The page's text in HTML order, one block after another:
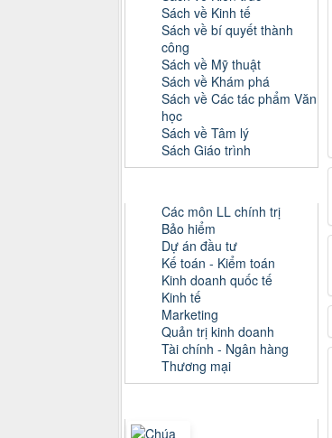
Sách về Kinh tế
Sách về bí quyết thành
công
Sách về Mỹ thuật
Sách về Khám phá
Sách về Các tác phẩm Văn
học
Sách về Tâm lý
Sách Giáo trình
Các môn LL chính trị
Bảo hiểm
Dự án đầu tư
Kế toán - Kiểm toán
Kinh doanh quốc tế
Kinh tế
Marketing
Quản trị kinh doanh
Tài chính - Ngân hàng
Thương mại